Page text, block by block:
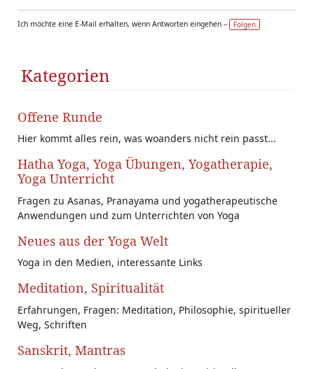
Ich möchte eine E-Mail erhalten, wenn Antworten eingehen – Folgen
Kategorien
Offene Runde
Hier kommt alles rein, was woanders nicht rein passt...
Hatha Yoga, Yoga Übungen, Yogatherapie,
Yoga Unterricht
Fragen zu Asanas, Pranayama und yogatherapeutische
Anwendungen und zum Unterrichten von Yoga
Neues aus der Yoga Welt
Yoga in den Medien, interessante Links
Meditation, Spiritualität
Erfahrungen, Fragen: Meditation, Philosophie, spiritueller
Weg, Schriften
Sanskrit, Mantras